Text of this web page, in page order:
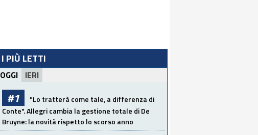
I PIÙ LETTI
OGGI IERI
#1
"Lo tratterà come tale, a differenza di
Conte". Allegri cambia la gestione totale di De
Bruyne: la novità rispetto lo scorso anno